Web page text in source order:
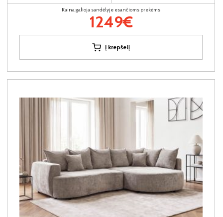
Kaina galioja sandėlyje esančioms prekėms
1249€
Į krepšelį